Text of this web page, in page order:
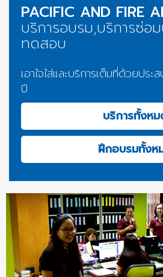
PACIFIC AND FIRE
บริการอบรม,บริการซ่อ
ทดสอบ
เอาใจใส่และบริการเต็มที่ด้วยปร
ปี
บริการทั้งห
ฝึกอบรมทั้งห